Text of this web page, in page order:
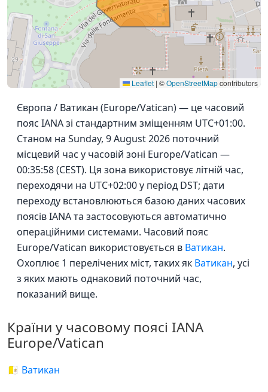
Leaflet | ©OpenStreetMapcontributors
Європа / Ватикан (Europe/Vatican) — це часовий
пояс IANA зі стандартним зміщенням UTC+01:00.
Станом на Sunday, 9 August 2026 поточний
місцевий час у часовій зоні Europe/Vatican —
00:35:58 (CEST). Ця зона використовує літній час,
переходячи на UTC+02:00 у період DST; дати
переходу встановлюються базою даних часових
поясів IANA та застосовуються автоматично
операційними системами. Часовий пояс
Europe/Vatican використовується в Ватикан.
Охоплює 1 перелічених міст, таких як Ватикан, усі
з яких мають однаковий поточний час,
показаний вище.
Країни у часовому поясі IANA
Europe/Vatican
🇻🇦 Ватикан